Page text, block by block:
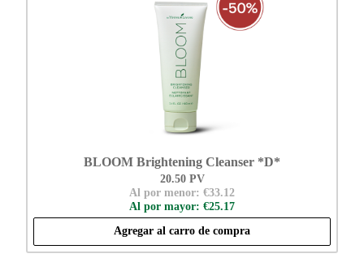
BLOOM Brightening Cleanser *D*
20.50 PV
Al por menor: €33.12
Al por mayor: €25.17
Agregar al carro de compra